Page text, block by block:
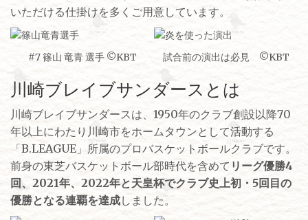
いただける仕掛けを多くご用意しています。
#7 篠山 竜青 選手 ©KBT 試合前の演出は必見 ©KBT
川崎ブレイブサンダースとは
川崎ブレイブサンダースは、1950年のクラブ創設以降70
年以上にわたり川崎市をホームタウンとして活動する
「B.LEAGUE」所属のプロバスケットボールクラブです。
前身の東芝バスケットボール部時代を含めて リーグ優勝4
回、2021年、2022年と天皇杯でクラブ史上初・5回目の
優勝となる連覇を達成しました。